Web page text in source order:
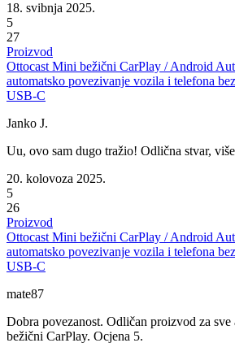
18. svibnja 2025.
5
27
Proizvod
Ottocast Mini bežični CarPlay / Android
automatsko povezivanje vozila i telefona
USB-C
Janko J.
Uu, ovo sam dugo tražio! Odlična stvar,
20. kolovoza 2025.
5
26
Proizvod
Ottocast Mini bežični CarPlay / Android
automatsko povezivanje vozila i telefona
USB-C
mate87
Dobra povezanost. Odličan proizvod za sve
bežični CarPlay. Ocjena 5.